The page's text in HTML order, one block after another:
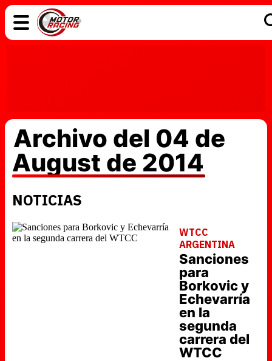
Archivo del 04 de
August de 2014
NOTICIAS
WTCC
ARGENTINA
Sanciones
para
Borkovic y
Echevarría
en la
segunda
carrera del
WTCC